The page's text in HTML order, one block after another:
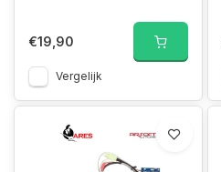
€19,90
Vergelijk